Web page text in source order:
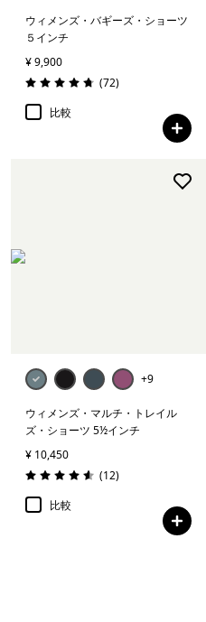
ウィメンズ・バギーズ・ショーツ
５インチ
¥ 9,900
評価: 4.7 / 5
(72レビュー
)
比較
+9
ウィメンズ・マルチ・トレイル
ズ・ショーツ 5½インチ
¥ 10,450
評価: 4.6 / 5
(12レビュー
)
比較